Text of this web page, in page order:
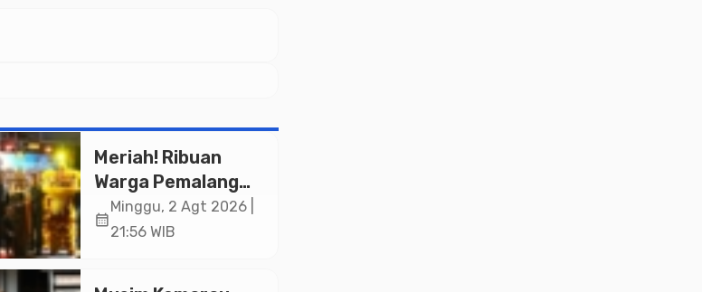
Meriah! Ribuan
Warga Pemalang
Padati Kirab
Festival Kamir
calendar_month
Minggu, 2 Agt 2026 |
21:56 WIB